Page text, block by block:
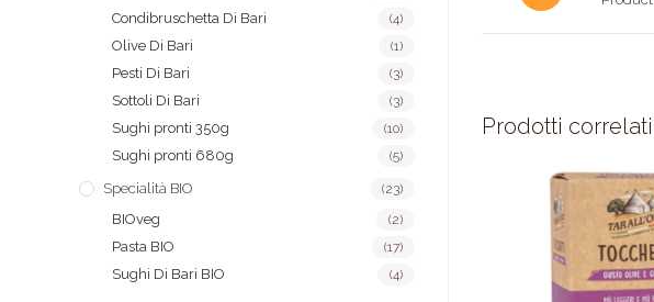
Prodotti correlati
Condibruschetta Di Bari (4)
Olive Di Bari (1)
Pesti Di Bari (3)
Sottoli Di Bari (3)
Sughi pronti 350g (10)
Sughi pronti 680g (5)
Specialità BIO (23)
BIOveg (2)
Pasta BIO (17)
Sughi Di Bari BIO (4)